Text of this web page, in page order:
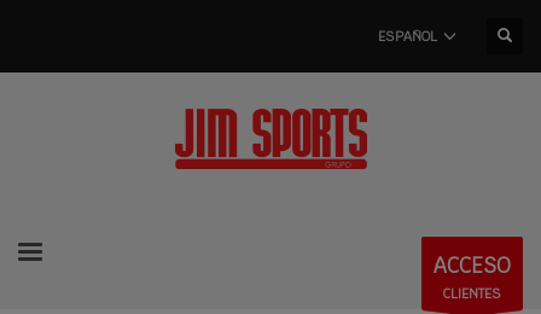
ESPAÑOL
ACCESO
CLIENTES